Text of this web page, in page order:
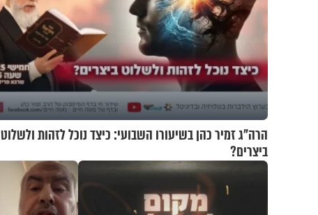
הרה"ג זמיר כהן בשיעורו השבועי: כיצד נוכל לזהות ולשלוט
ביצרים?